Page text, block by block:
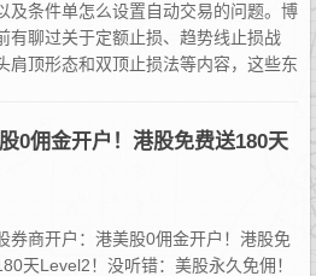
及条件单怎么设置自动交易的问题。博
有聊过关于定额止损、趋势线止损战
肩顶形态和双顶止损法等内容，这些东
0佣金开户！港股免费送180天
券商开户：港美股0佣金开户！港股免
天Level2！没听错：美股永久免佣！